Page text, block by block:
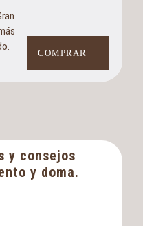
COMPRAR
y consejos
y doma.